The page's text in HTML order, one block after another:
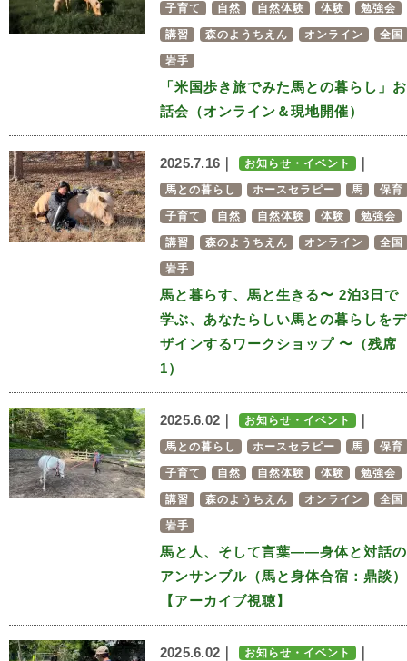
子育て 自然 自然体験 体験 勉強会
講習 森のようちえん オンライン 全国
岩手
「米国歩き旅でみた馬との暮らし」お
話会（オンライン＆現地開催）
2025.7.16｜ お知らせ・イベント
馬との暮らし ホースセラピー 馬 保育
子育て 自然 自然体験 体験 勉強会
講習 森のようちえん オンライン 全国
岩手
馬と暮らす、馬と生きる〜 2泊3日で
学ぶ、あなたらしい馬との暮らしをデ
ザインするワークショップ 〜（残席
1）
2025.6.02｜ お知らせ・イベント
馬との暮らし ホースセラピー 馬 保育
子育て 自然 自然体験 体験 勉強会
講習 森のようちえん オンライン 全国
岩手
馬と人、そして言葉——身体と対話の
アンサンブル（馬と身体合宿：鼎談）
【アーカイブ視聴】
2025.6.02｜ お知らせ・イベント